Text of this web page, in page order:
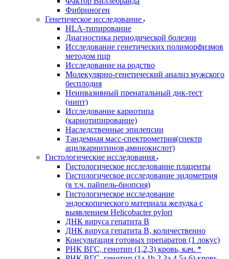
Фибриноген
Генетическое исследование
HLA-типирование
Диагностика периодической болезни
Исследование генетических полиморфизмов
методом пцр
Исследование на родство
Молекулярно-генетический анализ мужского
бесплодия
Неинвазивный пренатальный днк-тест
(нипт)
Исследование кариотипа
(кариотипирование)
Наследственные эпилепсии
Тандемная масс-спектрометрия(спектр
ацилкарнитинов,аминокислот)
Гистологические исследования
Гистологическое исследование плаценты
Гистологическое исследование эндометрия
(в т.ч. пайпель-биопсия)
Гистологическое исследование
эндоскопического материала желудка с
выявлением Helicobacter pylori
ДНК вируса гепатита B
ДНК вируса гепатита B, количественно
Консультация готовых препаратов (1 локус)
РНК ВГC, генотип (1,2,3) кровь, кач. *